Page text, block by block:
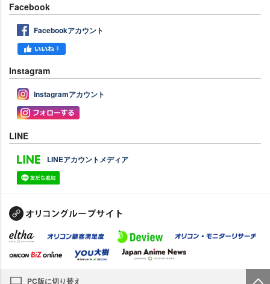
Facebook
Facebookアカウント
Instagram
Instagramアカウント
LINE
LINEアカウントメディア
PC版に切り替え